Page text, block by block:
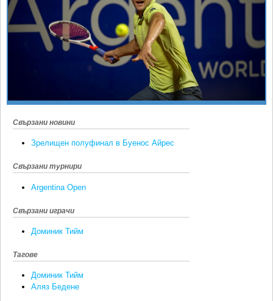
SOFIA OPEN
КЛУБОВЕ
Ретро
Спорт&Фитнес
Свързани новини
Зрелищен полуфинал в Буенос Айрес
Свързани турнири
Argentina Open
Свързани играчи
Доминик Тийм
Тагове
Доминик Тийм
Аляз Бедене